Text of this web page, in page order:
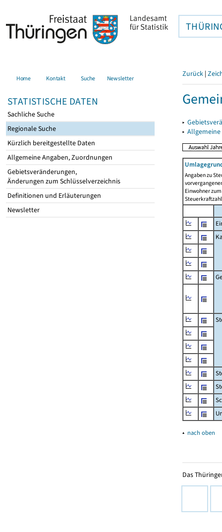
Home Kontakt Suche Newsletter
STATISTISCHE DATEN
Sachliche Suche
Regionale Suche
Kürzlich bereitgestellte Daten
Allgemeine Angaben, Zuordnungen
Gebietsveränderungen,
Änderungen zum Schlüsselverzeichnis
Definitionen und Erläuterungen
Newsletter
Zurück |
▸
▸
Angaben zu
Einwohner
▴ nach oben
Das